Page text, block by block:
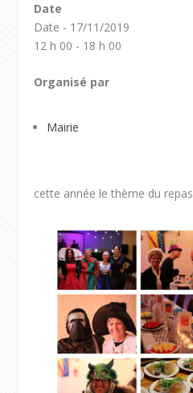
Date
Date - 17/11/2019
12 h 00 - 18 h 00
Organisé par
Mairie
cette année le thème du